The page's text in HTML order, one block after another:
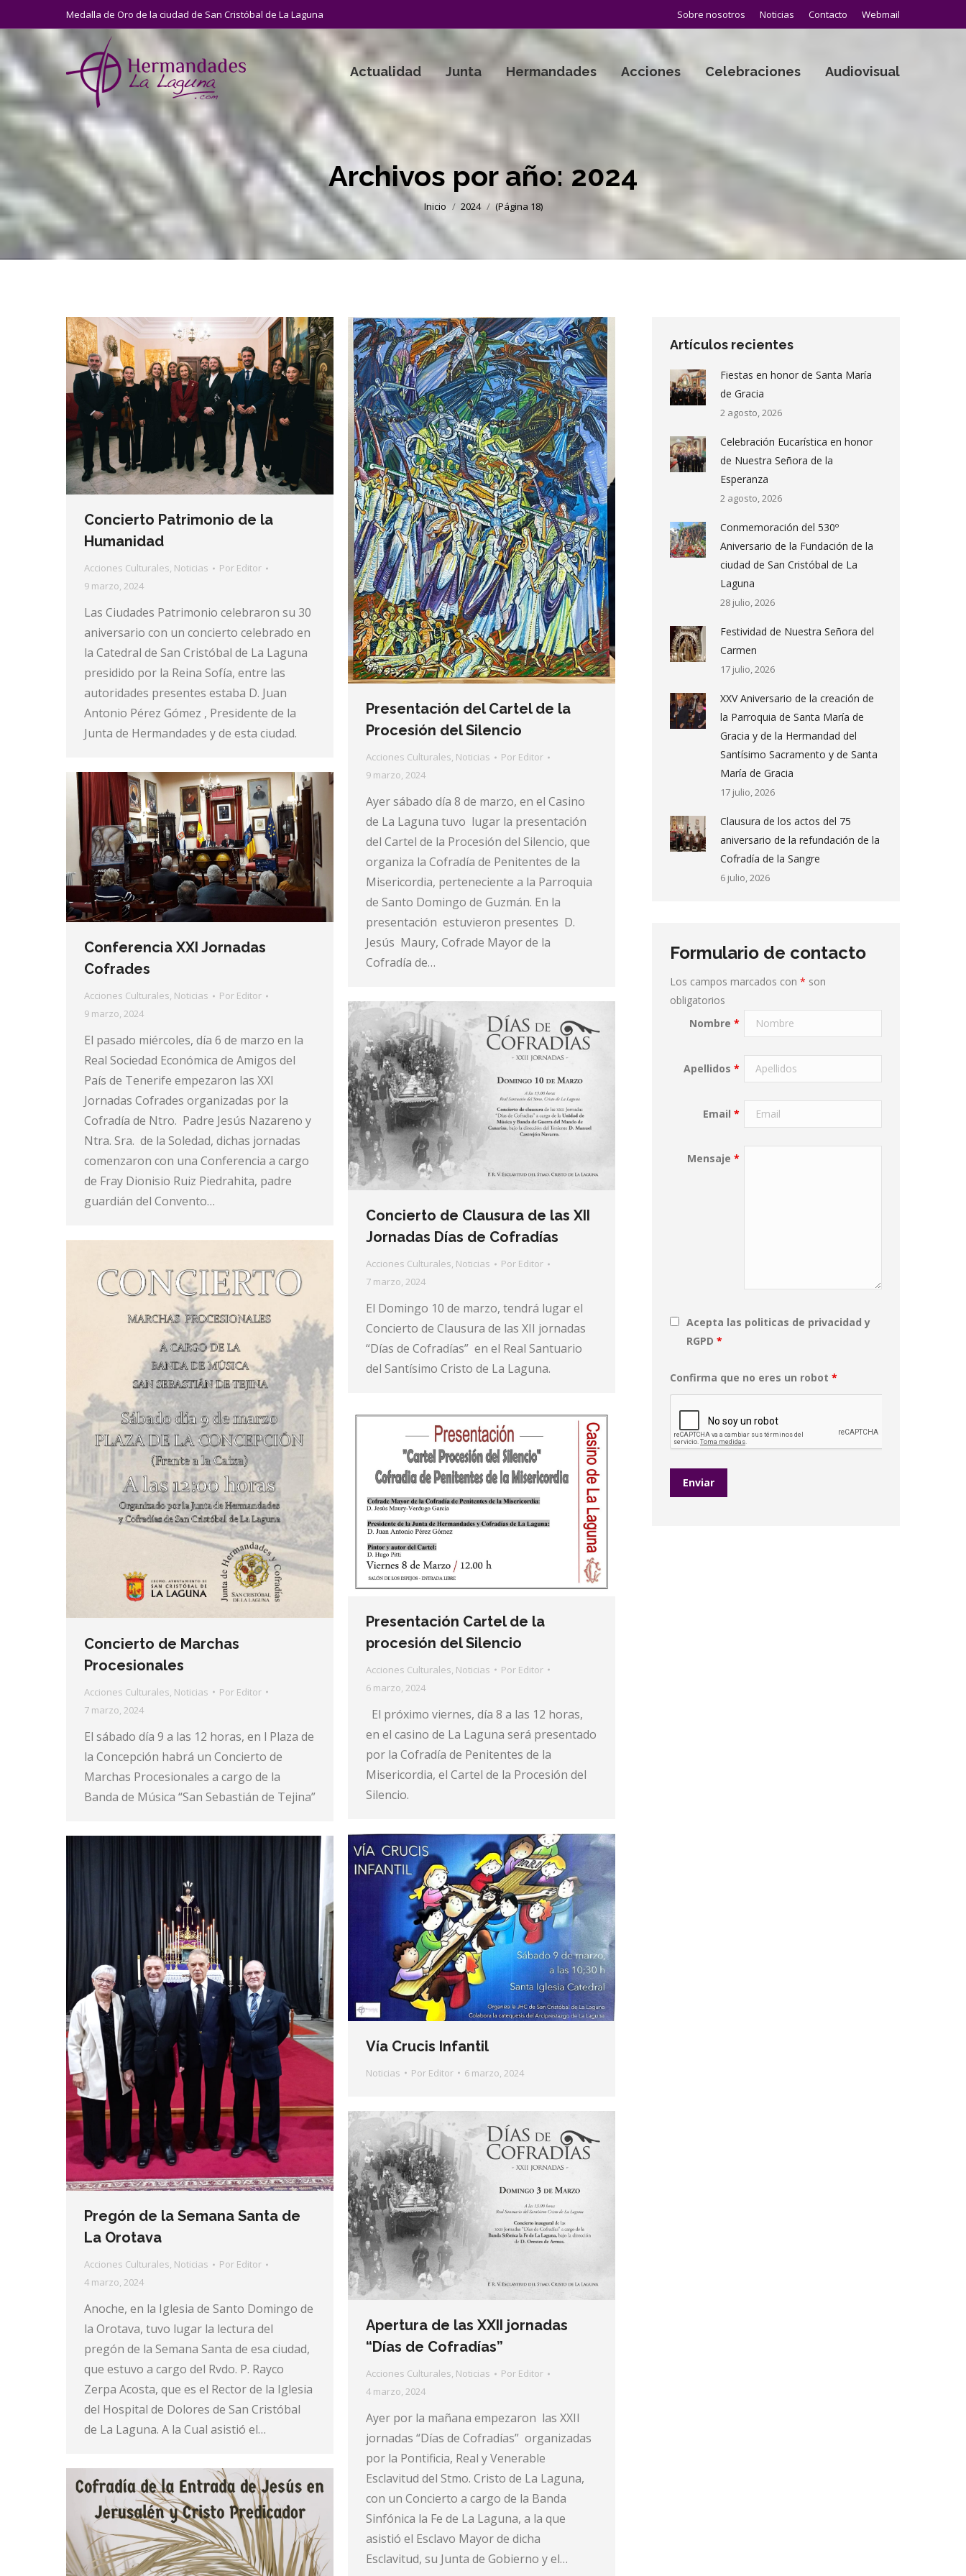
Medalla de Oro de la ciudad de San Cristóbal de La Laguna Sobre nosotros Noticias Contacto Webmail
Actualidad Junta Hermandades Acciones Celebraciones Audiovisual
Archivos por año: 2024
Estás aquí:
Inicio 2024 (Página 18)
Concierto Patrimonio de la
Humanidad
Acciones Culturales, Noticias Por Editor
9 marzo, 2024
Las Ciudades Patrimonio celebraron su 30
aniversario con un concierto celebrado en
la Catedral de San Cristóbal de La Laguna
presidido por la Reina Sofía, entre las
autoridades presentes estaba D. Juan
Antonio Pérez Gómez , Presidente de la
Junta de Hermandades y de esta ciudad.
Presentación del Cartel de la
Procesión del Silencio
Acciones Culturales, Noticias Por Editor
9 marzo, 2024
Ayer sábado día 8 de marzo, en el Casino
de La Laguna tuvo lugar la presentación
del Cartel de la Procesión del Silencio, que
organiza la Cofradía de Penitentes de la
Misericordia, perteneciente a la Parroquia
de Santo Domingo de Guzmán. En la
presentación estuvieron presentes D.
Jesús Maury, Cofrade Mayor de la
Cofradía de…
Conferencia XXI Jornadas
Cofrades
Acciones Culturales, Noticias Por Editor
9 marzo, 2024
El pasado miércoles, día 6 de marzo en la
Real Sociedad Económica de Amigos del
País de Tenerife empezaron las XXI
Jornadas Cofrades organizadas por la
Cofradía de Ntro. Padre Jesús Nazareno y
Ntra. Sra. de la Soledad, dichas jornadas
comenzaron con una Conferencia a cargo
de Fray Dionisio Ruiz Piedrahita, padre
guardián del Convento…
Concierto de Clausura de las XII
Jornadas Días de Cofradías
Acciones Culturales, Noticias Por Editor
7 marzo, 2024
El Domingo 10 de marzo, tendrá lugar el
Concierto de Clausura de las XII jornadas
“Días de Cofradías” en el Real Santuario
del Santísimo Cristo de La Laguna.
Concierto de Marchas
Procesionales
Acciones Culturales Noticias Por Editor
7 marzo, 2024
El sábado día 9 a las 12 horas, en l Plaza de
la Concepción habrá un Concierto de
Marchas Procesionales a cargo de la
Banda de Música “San Sebastián de Tejina”
Presentación Cartel de la
procesión del Silencio
Acciones Culturales, Noticias Por Editor
6 marzo, 2024
El próximo viernes, día 8 a las 12 horas,
en el casino de La Laguna será presentado
por la Cofradía de Penitentes de la
Misericordia, el Cartel de la Procesión del
Silencio.
Vía Crucis Infantil
Noticias Por Editor 6 marzo, 2024
Pregón de la Semana Santa de
La Orotava
Acciones Culturales, Noticias Por Editor
4 marzo, 2024
Anoche, en la Iglesia de Santo Domingo de
la Orotava, tuvo lugar la lectura del
pregón de la Semana Santa de esa ciudad,
que estuvo a cargo del Rvdo. P. Rayco
Zerpa Acosta, que es el Rector de la Iglesia
del Hospital de Dolores de San Cristóbal
de La Laguna. A la Cual asistió el…
Apertura de las XXII jornadas
“Días de Cofradías”
Acciones Culturales, Noticias Por Editor
4 marzo, 2024
Ayer por la mañana empezaron las XXII
jornadas “Días de Cofradías” organizadas
por la Pontificia, Real y Venerable
Esclavitud del Stmo. Cristo de La Laguna,
con un Concierto a cargo de la Banda
Sinfónica la Fe de La Laguna, a la que
asistió el Esclavo Mayor de dicha
Esclavitud, su Junta de Gobierno y el…
Artículos recientes
Fiestas en honor de Santa María
de Gracia
2 agosto, 2026
Celebración Eucarística en honor
de Nuestra Señora de la
Esperanza
2 agosto, 2026
Conmemoración del 530º
Aniversario de la Fundación de la
ciudad de San Cristóbal de La
Laguna
28 julio, 2026
Festividad de Nuestra Señora del
Carmen
17 julio, 2026
XXV Aniversario de la creación de
la Parroquia de Santa María de
Gracia y de la Hermandad del
Santísimo Sacramento y de Santa
María de Gracia
17 julio, 2026
Clausura de los actos del 75
aniversario de la refundación de la
Cofradía de la Sangre
6 julio, 2026
Formulario de contacto
Los campos marcados con * son
obligatorios
Nombre*
Apellidos*
Email*
Mensaje*
Acepta las politicas de privacidad y
RGPD *
Confirma que no eres un robot *